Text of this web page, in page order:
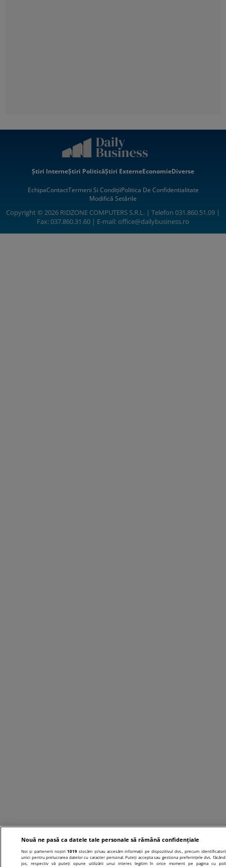
Știri InterneȘtiri PoliticăȘtiri ExterneEconomieDiverse
EchipaContactTermeni Si CondițiiPolitica De Confidentialitate
Modifică Setările
Copyright © 2026 RIDZONE COMPUTERS S.R.L. | Telefon 031.860.51.09 |
Fax: 037.860.31.60 | E-mail:office@dailybusiness.ro
Nouă ne pasă ca datele tale personale să rămână confidențiale
Noi și partenerii noștri1019 stocăm și/sau accesăm informații pe dispozitivul dvs., precum
unici pentru prelucrarea datelor cu caracter personal. Puteți accepta sau gestiona preferințele dvs. făcând
jos, respectiv vă puteți opune utilizării unui interes legitim în orice moment pe pagina cu